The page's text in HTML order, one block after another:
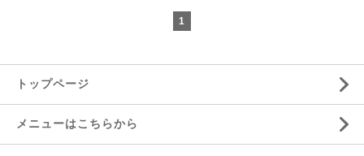
1
トップページ
メニューはこちらから